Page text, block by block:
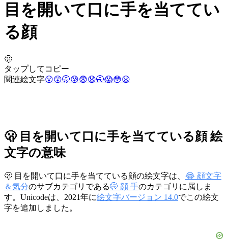
目を開いて口に手を当ててい
る顔
🫢
タップしてコピー
関連絵文字😮😲🤫😰😨😧🤭😱😳😦
🫢 目を開いて口に手を当てている顔 絵
文字の意味
🫢 目を開いて口に手を当てている顔の絵文字は、 😂 顔文字
＆気分のサブカテゴリである🤭 顔 手のカテゴリに属しま
す。Unicodeは、2021年に絵文字バージョン 14.0でこの絵文
字を追加しました。